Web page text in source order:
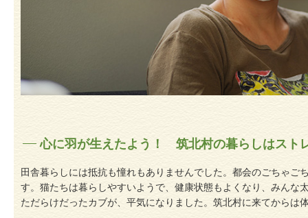
心に羽が生えたよう！ 筑北村の暮らしはスト
田舎暮らしには抵抗も憧れもありませんでした。都会のごちゃご
す。猫たちは暮らしやすいようで、健康状態もよくなり、みんな
ただらけだったカブが、平気になりました。筑北村に来てからは